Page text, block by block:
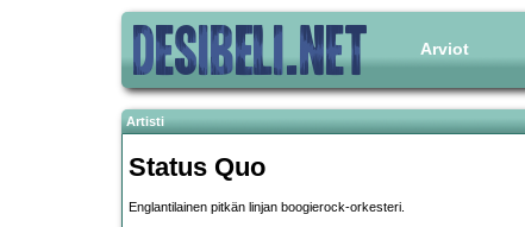
Arviot
Artisti
Status Quo
Englantilainen pitkän linjan boogierock-orkesteri.